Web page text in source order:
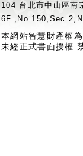
104 台北市中山區
本網站智慧財產權
未經正式書面授權